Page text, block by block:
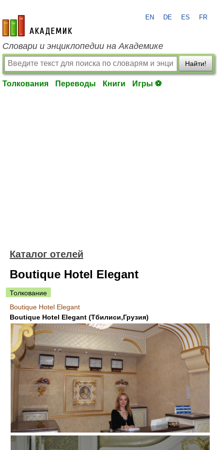
academic.ru
EN DE ES FR
Словари и энциклопедии на Академике
Найти!
Толкования Переводы Книги Игры ⚽
Каталог отелей
Boutique Hotel Elegant
Толкование
Boutique Hotel Elegant
Boutique Hotel Elegant (Тбилиси,Грузия)